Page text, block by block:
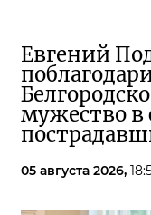
Евгений
мужество в
05 августа 2026,